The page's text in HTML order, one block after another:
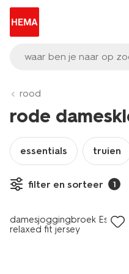
waar ben je naar op
rood
rode
essentials truien
filter en sorteer 1
nieuw
damesjoggingbroek Esmee
relaxed fit jersey